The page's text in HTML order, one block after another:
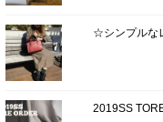
☆シンプルな
2019SS